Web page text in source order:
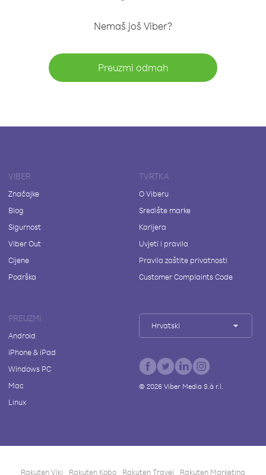
Nemaš još Viber?
Preuzmi odmah
VIBER
Značajke
Blog
Sigurnost
Viber Out
Cijene
Podrška
TVRTKA
O Viberu
Središte marke
Karijera
Uvjeti i pravila
Pravila zaštite privatnosti
Customer Complaints Code
PREUZMI
Android
iPhone & iPad
Windows PC
Mac
Linux
Hrvatski
© 2026Viber Media S.à r.l.
Rakuten Viki Rakuten Kobo Rakuten Travel Rakuten Marketing